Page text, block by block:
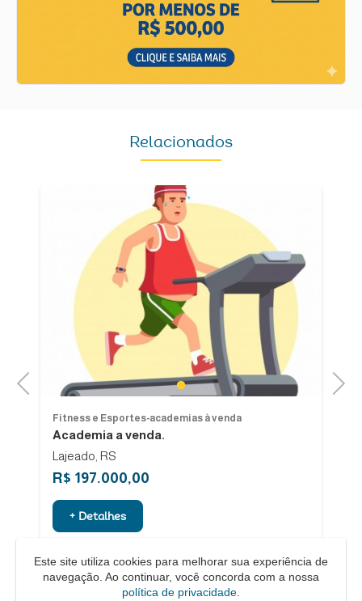
Relacionados
Previous 1
Fitness e Esportes-academias à venda
Academia a venda.
Lajeado, RS
R$ 197.000,00
+ Detalhes
Next
Este site utiliza cookies para melhorar sua experiência de
navegação. Ao continuar, você concorda com a nossa
política de privacidade